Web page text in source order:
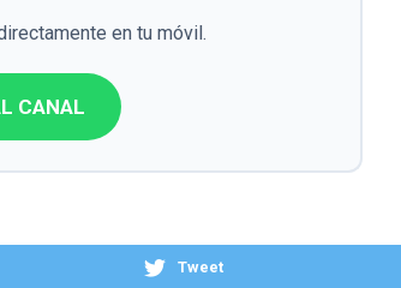
en tu móvil.
CANAL
Tweet